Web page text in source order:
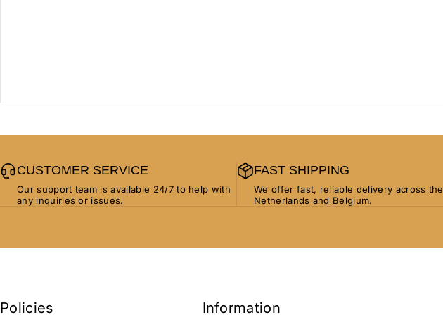
CUSTOMER SERVICE
Our support team is available 24/7 to help with
any inquiries or issues.
FAST SHIPPING
We offer fast, reliable delivery across the
Netherlands and Belgium.
Policies Information